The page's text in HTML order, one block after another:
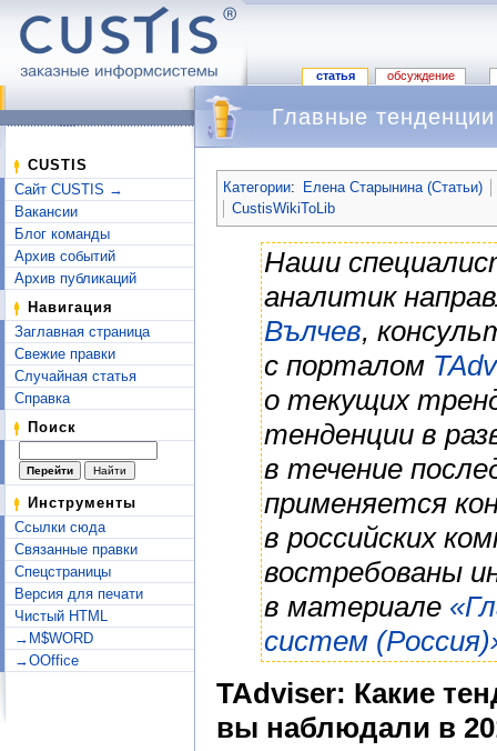
статья обсуждение
CUSTIS
Сайт CUSTIS →
Вакансии
Блог команды
Архив событий
Архив публикаций
Навигация
Заглавная страница
Свежие правки
Случайная статья
Справка
Поиск
Инструменты
Ссылки сюда
Связанные правки
Спецстраницы
Версия для печати
Чистый HTML
→M$WORD
→OOffice
Главные
Категории: Елена Старынина (Статьи)
CustisWikiToLib
Наши
аналитик
Вълчев,
с порталом
о текущих
тенденции в
в течение
применяется
в российских
востребованы
в материале
систем
TAdviser: Какие
вы наблюдали в